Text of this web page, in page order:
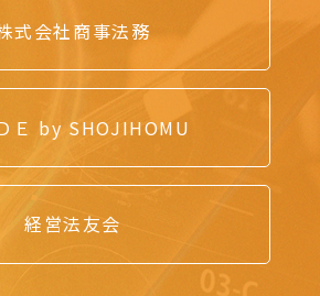
式会社商事法務
Ｅ by SHOJIHOMU
経営法友会